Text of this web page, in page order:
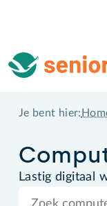
Je bent hier:
Lastig digitaal